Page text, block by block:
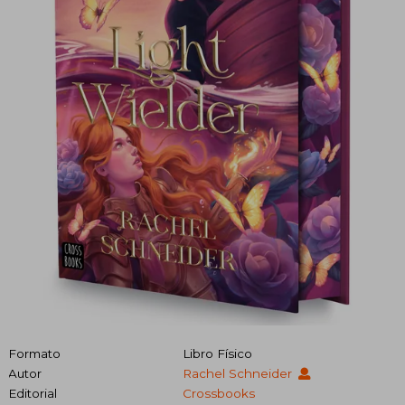
Formato
Libro Físico
Autor
Rachel Schneider
Editorial
Crossbooks